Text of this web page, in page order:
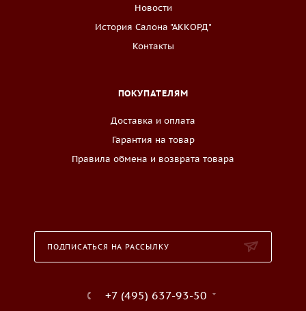
Новости
История Салона "АККОРД"
Контакты
ПОКУПАТЕЛЯМ
Доставка и оплата
Гарантия на товар
Правила обмена и возврата товара
ПОДПИСАТЬСЯ НА РАССЫЛКУ
+7 (495) 637-93-50